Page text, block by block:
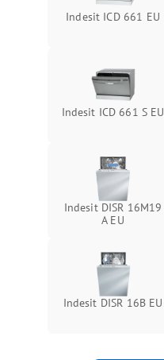
Indesit ICD 661 EU
Indesit ICD 661 S EU
Indesit DISR 16M19
A EU
Indesit DISR 16B EU